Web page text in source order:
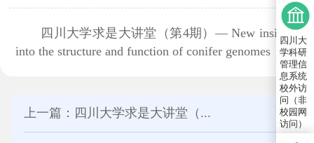
四川大学求是大讲堂（第4期）— New insights
into the structure and function of conifer genomes
上一篇：四川大学求是大讲堂（...
四川大
学科研
管理信
息系统
校外访
问（非
校园网
访问）